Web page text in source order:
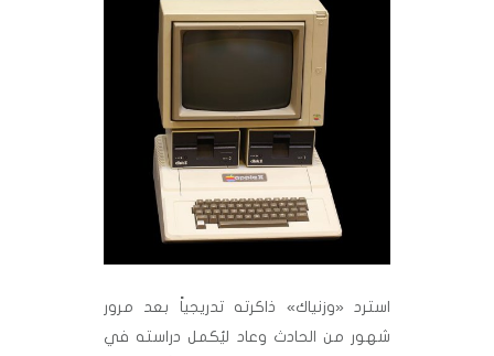
استرد «وزنياك» ذاكرته تدريجياً بعد مرور
شهور من الحادث وعاد ليُكمل دراسته في